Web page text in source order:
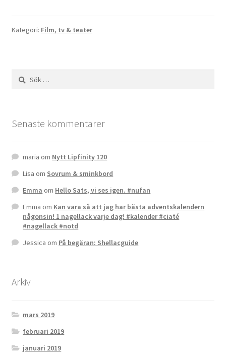
Gästgalleri
Klädkod: Mörk kostym
Toastmaster
Önskelista
Önska musik
Mitt konto
Om
Kategori: Film, tv & teater
Sök
efter:
Senaste kommentarer
maria om Nytt Lipfinity 120
Lisa om Sovrum & sminkbord
Emma om Hello Sats, vi ses igen. #nufan
Emma om Kan vara så att jag har bästa adventskalendern
någonsin! 1 nagellack varje dag! #kalender #ciaté
#nagellack #notd
Jessica om På begäran: Shellacguide
Arkiv
mars 2019
februari 2019
januari 2019